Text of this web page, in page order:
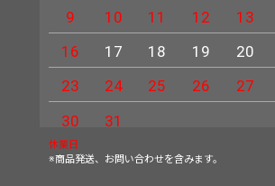
9
10 11 12 13
16
17 18 19 20
23
24 25 26 27
30
31
休業日
※商品発送、お問い合わせを含みます。